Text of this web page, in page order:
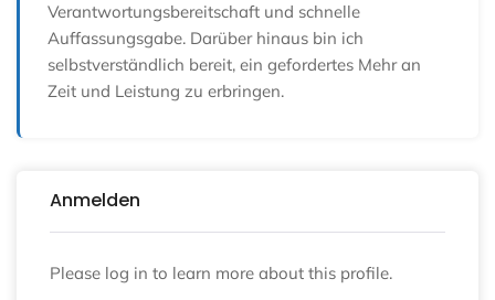
Verantwortungsbereitschaft und schnelle
Auffassungsgabe. Darüber hinaus bin ich
selbstverständlich bereit, ein gefordertes Mehr an
Zeit und Leistung zu erbringen.
Anmelden
Please log in to learn more about this profile.